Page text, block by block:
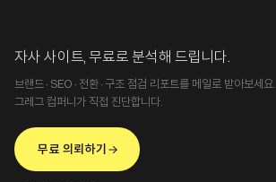
자사 사이트, 무료로 분석해 드립니다.
브랜드·SEO·전환·구조 점검 리포트를 메일로 받아보세요.
그레그 컴퍼니가 직접 진단합니다.
무료 의뢰하기